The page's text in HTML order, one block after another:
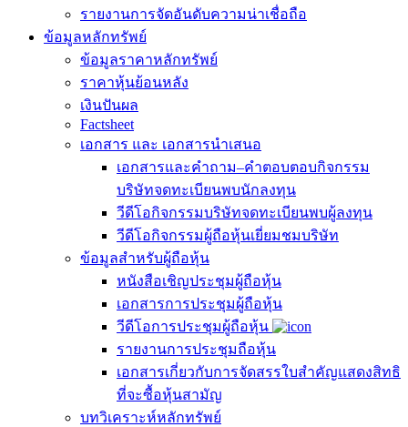
รายงานการจัดอันดับความน่าเชื่อถือ
ข้อมูลหลักทรัพย์
ข้อมูลราคาหลักทรัพย์
ราคาหุ้นย้อนหลัง
เงินปันผล
Factsheet
เอกสาร และ เอกสารนำเสนอ
เอกสารและคำถาม–คำตอบตอบกิจกรรม
บริษัทจดทะเบียนพบนักลงทุน
วีดีโอกิจกรรมบริษัทจดทะเบียนพบผู้ลงทุน
วีดีโอกิจกรรมผู้ถือหุ้นเยี่ยมชมบริษัท
ข้อมูลสำหรับผู้ถือหุ้น
หนังสือเชิญประชุมผู้ถือหุ้น
เอกสารการประชุมผู้ถือหุ้น
วีดีโอการประชุมผู้ถือหุ้น
รายงานการประชุมถือหุ้น
เอกสารเกี่ยวกับการจัดสรรใบสำคัญแสดงสิทธิ
ที่จะซื้อหุ้นสามัญ
บทวิเคราะห์หลักทรัพย์